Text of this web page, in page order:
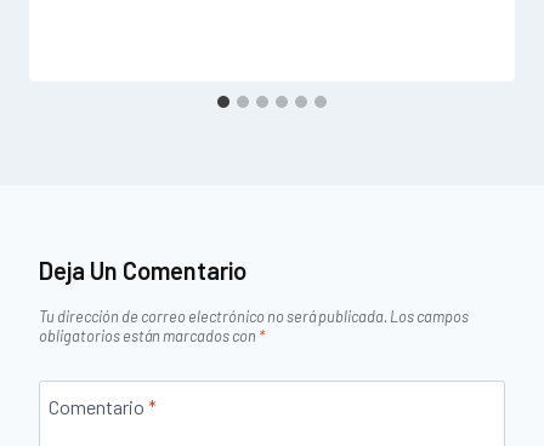
Deja Un Comentario
Tu dirección de correo electrónico no será publicada. Los campos
obligatorios están marcados con *
Comentario *